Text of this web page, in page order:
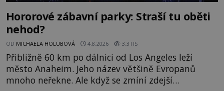
Hororové zábavní parky: Straší tu oběti
nehod?
OD MICHAELA HOLUBOVÁ 4.8.2026 3.3TIS
Přibližně 60 km po dálnici od Los Angeles leží
město Anaheim. Jeho název většině Evropanů
mnoho neřekne. Ale když se zmíní zdejší